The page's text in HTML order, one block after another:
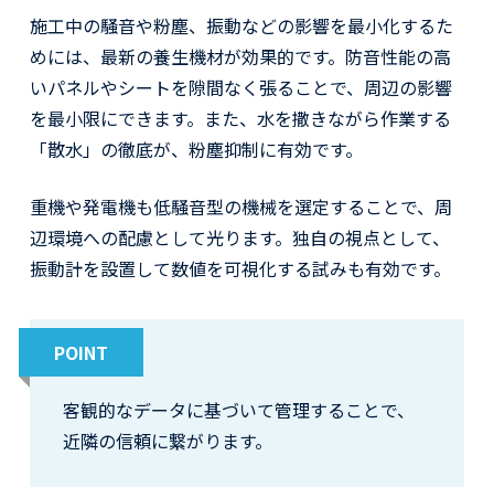
施工中の騒音や粉塵、振動などの影響を最小化するた
めには、最新の養生機材が効果的です。防音性能の高
いパネルやシートを隙間なく張ることで、周辺の影響
を最小限にできます。また、水を撒きながら作業する
「散水」の徹底が、粉塵抑制に有効です。
重機や発電機も低騒音型の機械を選定することで、周
辺環境への配慮として光ります。独自の視点として、
振動計を設置して数値を可視化する試みも有効です。
POINT
客観的なデータに基づいて管理することで、
近隣の信頼に繋がります。